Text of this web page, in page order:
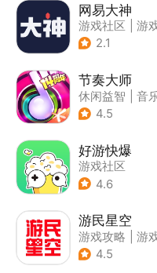
网易大神
游戏社区
游
2.1
节奏大师
休闲益智 音
4.5
好游快爆
游戏社区
4.6
游民星空
游戏攻略
游
4.5